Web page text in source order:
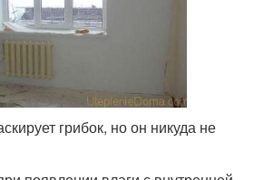
грибок, но он никуда не